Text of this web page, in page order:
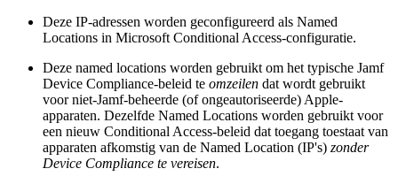
Deze IP-adressen worden geconfigureerd als Named
Locations in Microsoft Conditional Access-configuratie.
Deze named locations worden gebruikt om het typische Jamf
Device Compliance-beleid te omzeilen dat wordt gebruikt
voor niet-Jamf-beheerde (of ongeautoriseerde) Apple-
apparaten. Dezelfde Named Locations worden gebruikt voor
een nieuw Conditional Access-beleid dat toegang toestaat van
apparaten afkomstig van de Named Location (IP's) zonder
Device Compliance te vereisen.